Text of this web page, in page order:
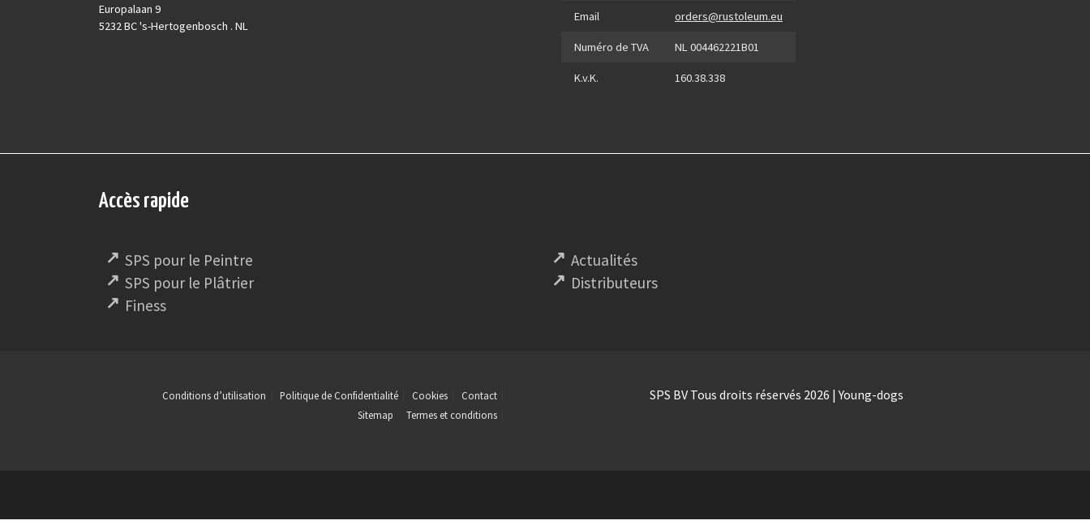
Europalaan 9
5232 BC 's-Hertogenbosch . NL
Email orders@rustoleum.eu
Numéro de TVA NL 004462221B01
K.v.K. 160.38.338
Accès rapide
SPS pour le Peintre
SPS pour le Plâtrier
Finess
Actualités
Distributeurs
Contact
Cookies
Politique de Confidentialité
Conditions d’utilisation
Termes et conditions
Sitemap
SPS BV Tous droits réservés 2026 | Young-dogs